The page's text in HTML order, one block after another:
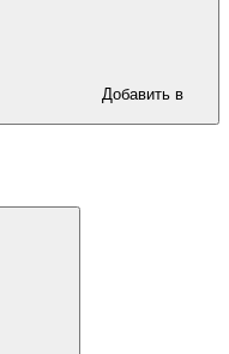
Добавить в